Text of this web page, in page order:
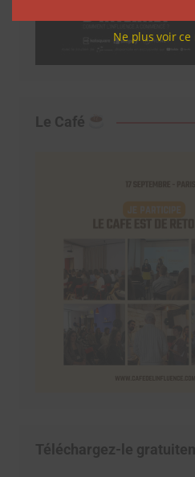
Le Café
Téléchargez-le
Ne plus voir ce